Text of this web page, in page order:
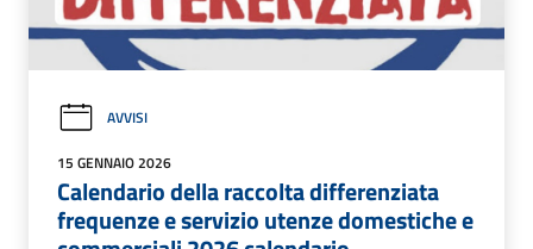
AVVISI
15 GENNAIO 2026
Calendario della raccolta differenziata
frequenze e servizio utenze domestiche e